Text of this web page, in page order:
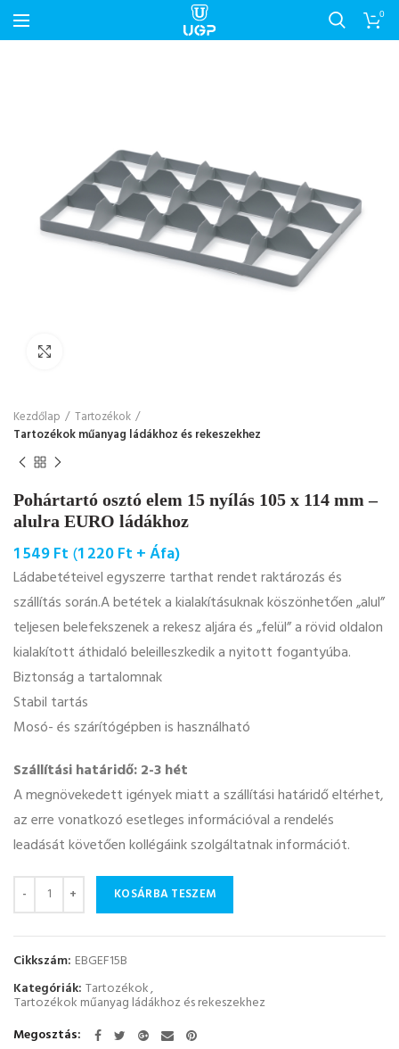
0
Kezdőlap
Tartozékok
Tartozékok műanyag ládákhoz és rekeszekhez
Pohártartó osztó elem 15 nyílás 105 x 114 mm –
alulra EURO ládákhoz
1 549Ft (1 220Ft + Áfa)
Ládabetéteivel egyszerre tarthat rendet raktározás és
szállítás során.A betétek a kialakításuknak köszönhetően „alul”
teljesen belefekszenek a rekesz aljára és „felül” a rövid oldalon
kialakított áthidaló beleilleszkedik a nyitott fogantyúba.
Biztonság a tartalomnak
Stabil tartás
Mosó- és szárítógépben is használható
Szállítási határidő: 2-3 hét
A megnövekedett igények miatt a szállítási határidő eltérhet,
az erre vonatkozó esetleges információval a rendelés
leadását követően kollégáink szolgáltatnak információt.
Mennyiség KOSÁRBA TESZEM
Cikkszám: EBGEF15B
Kategóriák: Tartozékok,
Tartozékok műanyag ládákhoz és rekeszekhez
Megosztás